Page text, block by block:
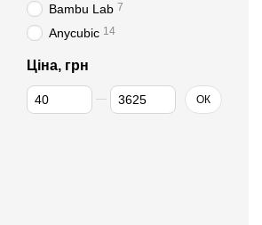
Bambu Lab 7
Anycubic 14
Ціна, грн
Від Ціна, грн
До Ціна, грн ОК